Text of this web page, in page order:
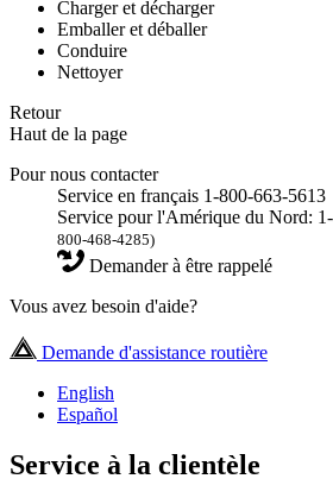
Charger et décharger
Emballer et déballer
Conduire
Nettoyer
Retour
Haut de la page
Pour nous contacter
Service en français 1-800-663-5613
Service pour l'Amérique du Nord:
800-468-4285)
Demander à être rappelé
Vous avez besoin d'aide?
Demande d'assistance routière
English
Español
Service à la clientèle